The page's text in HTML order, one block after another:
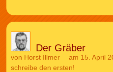
Der Gräber
von Horst Illmer am 15. April
schreibe den ersten!